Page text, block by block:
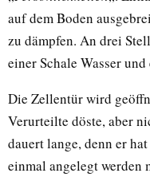
auf dem Boden
zu dämpfen. An drei
einer Schale Wasser
Die Zellentür wird
Verurteilte döste, aber
dauert lange, denn er
einmal angelegt werden